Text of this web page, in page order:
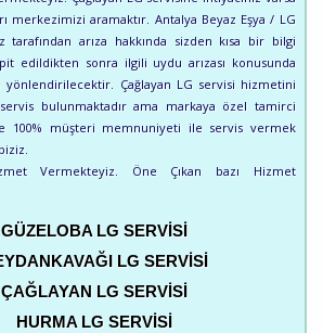
merkezimizi aramaktır. Antalya Beyaz Eşya / LG
tarafından arıza hakkında sizden kısa bir bilgi
edildikten sonra ilgili uydu arızası konusunda
Çağlayan LG servisi hizmetini
bulunmaktadır ama markaya özel tamirci
100% müşteri memnuniyeti ile servis vermek
Vermekteyiz. Öne Çıkan bazı Hizmet
GÜZELOBA LG SERVISI
LG SERVISI
ÇAĞLAYAN LG SERVISI
HURMA LG SERVISI